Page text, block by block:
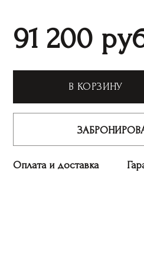
91 200
В КОРЗИНУ
Оплата и доставка